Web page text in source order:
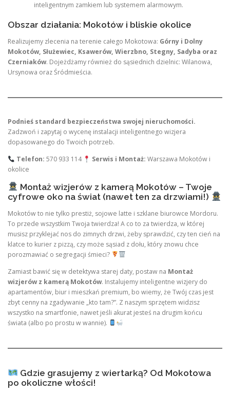
inteligentnym zamkiem lub systemem alarmowym.
Obszar działania: Mokotów i bliskie okolice
Realizujemy zlecenia na terenie całego Mokotowa: Górny i Dolny
Mokotów, Służewiec, Ksawerów, Wierzbno, Stegny, Sadyba oraz
Czerniaków. Dojeżdżamy również do sąsiednich dzielnic: Wilanowa,
Ursynowa oraz Śródmieścia.
Podnieś standard bezpieczeństwa swojej nieruchomości.
Zadzwoń i zapytaj o wycenę instalacji inteligentnego wizjera
dopasowanego do Twoich potrzeb.
Telefon: 570 933 114 Serwis i Montaż: Warszawa Mokotów i
okolice
Montaż wizjerów z kamerą Mokotów – Twoje
cyfrowe oko na świat (nawet ten za drzwiami!)
Mokotów to nie tylko prestiż, sojowe latte i szklane biurowce Mordoru.
To przede wszystkim Twoja twierdza! A co to za twierdza, w której
musisz przyklejać nos do zimnych drzwi, żeby sprawdzić, czy ten cień na
klatce to kurier z pizzą, czy może sąsiad z dołu, który znowu chce
porozmawiać o segregacji śmieci?
Zamiast bawić się w detektywa starej daty, postaw na Montaż
wizjerów z kamerą Mokotów. Instalujemy inteligentne wizjery do
apartamentów, biur i mieszkań premium, bo wiemy, że Twój czas jest
zbyt cenny na zgadywanie „kto tam?”. Z naszym sprzętem widzisz
wszystko na smartfonie, nawet jeśli akurat jesteś na drugim końcu
świata (albo po prostu w wannie).
Gdzie grasujemy z wiertarką? Od Mokotowa
po okoliczne włości!